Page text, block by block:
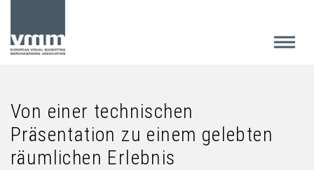
Von einer technischen
Präsentation zu einem gelebten
räumlichen Erlebnis